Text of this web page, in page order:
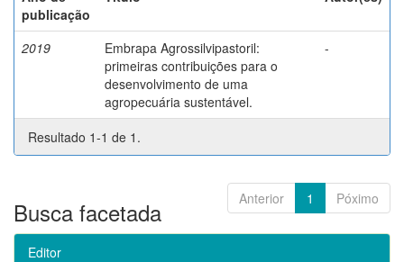
publicação
2019
Embrapa Agrossilvipastoril:
primeiras contribuições para o
desenvolvimento de uma
agropecuária sustentável.
-
Resultado 1-1 de 1.
Anterior 1 Póximo
Busca facetada
Editor